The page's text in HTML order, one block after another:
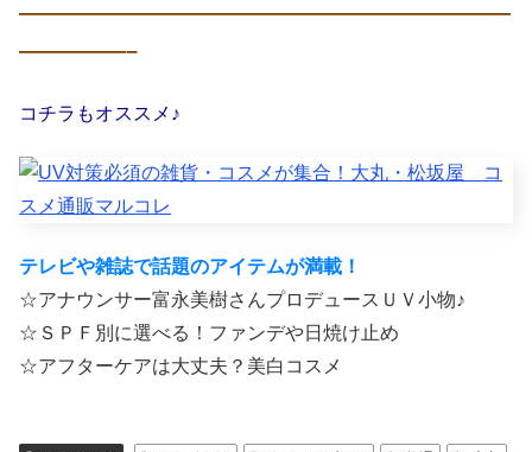
———————————————————————
—————–
コチラもオススメ♪
テレビや雑誌で話題のアイテムが満載！
☆アナウンサー富永美樹さんプロデュースＵＶ小物♪
☆ＳＰＦ別に選べる！ファンデや日焼け止め
☆アフターケアは大丈夫？美白コスメ